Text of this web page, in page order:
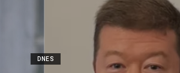
DNES